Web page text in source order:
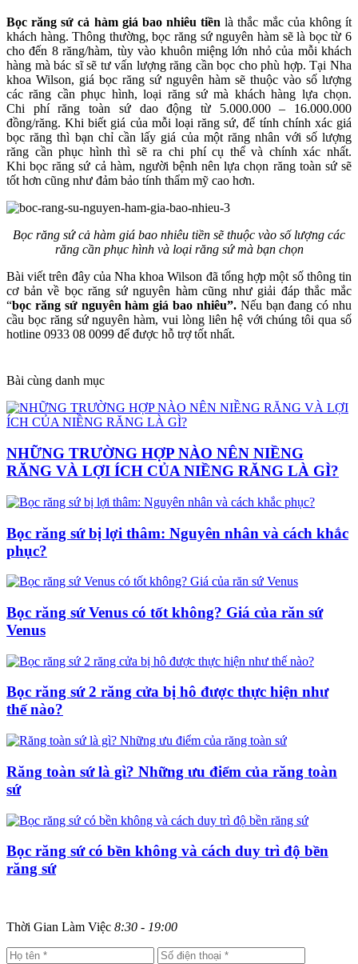
Bọc răng sứ cả hàm giá bao nhiêu tiền là thắc mắc của không ít
khách hàng. Thông thường, bọc răng sứ nguyên hàm sẽ là bọc từ 6
cho đến 8 răng/hàm, tùy vào khuôn miệng lớn nhỏ của mỗi khách
hàng mà bác sĩ sẽ tư vấn lượng răng cần bọc cho phù hợp. Tại Nha
khoa Wilson, giá bọc răng sứ nguyên hàm sẽ thuộc vào số lượng
các răng cần phục hình, loại răng sứ mà khách hàng lựa chọn.
Chi phí răng toàn sứ dao động từ 5.000.000 – 16.000.000
đồng/răng. Khi biết giá của mỗi loại răng sứ, để tính chính xác giá
bọc răng thì bạn chỉ cần lấy giá của một răng nhân với số lượng
răng cần phục hình thì sẽ ra chi phí cụ thể và chính xác nhất.
Khi bọc răng sứ cả hàm, người bệnh nên lựa chọn răng toàn sứ sẽ
tốt hơn cũng như đảm bảo tính thẩm mỹ cao hơn.
Bọc răng sứ cả hàm giá bao nhiêu tiền sẽ thuộc vào số lượng các
răng cần phục hình và loại răng sứ mà bạn chọn
Bài viết trên đây của Nha khoa Wilson đã tổng hợp một số thông tin
cơ bản về bọc răng sứ nguyên hàm cũng như giải đáp thắc mắc
“bọc răng sứ nguyên hàm giá bao nhiêu”.Nếu bạn đang có nhu
cầu bọc răng sứ nguyên hàm, vui lòng liên hệ với chúng tôi qua số
hotline 0933 08 0099 để được hỗ trợ tốt nhất.
Bài cùng danh mục
NHỮNG TRƯỜNG HỢP NÀO NÊN NIỀNG
RĂNG VÀ LỢI ÍCH CỦA NIỀNG RĂNG LÀ GÌ?
Bọc răng sứ bị lợi thâm: Nguyên nhân và cách khắc
phục?
Bọc răng sứ Venus có tốt không? Giá của răn sứ
Venus
Bọc răng sứ 2 răng cửa bị hô được thực hiện như
thế nào?
Răng toàn sứ là gì? Những ưu điểm của răng toàn
sứ
Bọc răng sứ có bền không và cách duy trì độ bền
răng sứ
Thời Gian Làm Việc 8:30 - 19:00